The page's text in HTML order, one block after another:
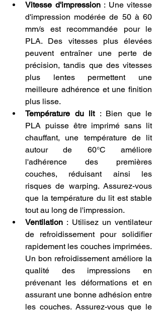
Vitesse d'impression : Une vitesse
d'impression modérée de 50 à 60
mm/s est recommandée pour le
PLA. Des vitesses plus élevées
peuvent entraîner une perte de
précision, tandis que des vitesses
plus lentes permettent une
meilleure adhérence et une finition
plus lisse.
Température du lit : Bien que le
PLA puisse être imprimé sans lit
chauffant, une température de lit
autour de 60°C améliore
l'adhérence des premières
couches, réduisant ainsi les
risques de warping. Assurez-vous
que la température du lit est stable
tout au long de l'impression.
Ventilation : Utilisez un ventilateur
de refroidissement pour solidifier
rapidement les couches imprimées.
Un bon refroidissement améliore la
qualité des impressions en
prévenant les déformations et en
assurant une bonne adhésion entre
les couches. Assurez-vous que le